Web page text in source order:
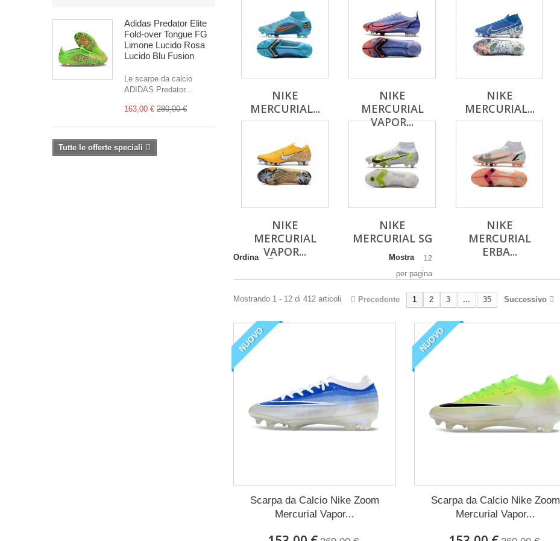
Adidas Predator Elite
Fold-over Tongue FG
Limone Lucido Rosa
Lucido Blu Fusion
Le scarpe da calcio
ADIDAS Predator...
163,00 € 280,00 €
Tutte le offerte speciali
NIKE
MERCURIAL...
NIKE
MERCURIAL
VAPOR...
NIKE
MERCURIAL...
NIKE
MERCURIAL
VAPOR...
NIKE
MERCURIAL SG
NIKE
MERCURIAL
ERBA...
Ordina -- Mostra 12
per pagina
Precedente 1 2 3 ... 35 Successivo
Mostrando 1 - 12 di 412 articoli
NUOVO
Scarpa da Calcio Nike Zoom
Mercurial Vapor...
NUOVO
Scarpa da Calcio Nike Zoom
Mercurial Vapor...